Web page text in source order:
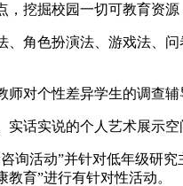
挖掘校园一切可教育资
角色扮演法、游戏法、
对个性差异学生的调查辅
话实说的个人艺术展示
询活动”并针对低年级研
育”进行有针对性活动。